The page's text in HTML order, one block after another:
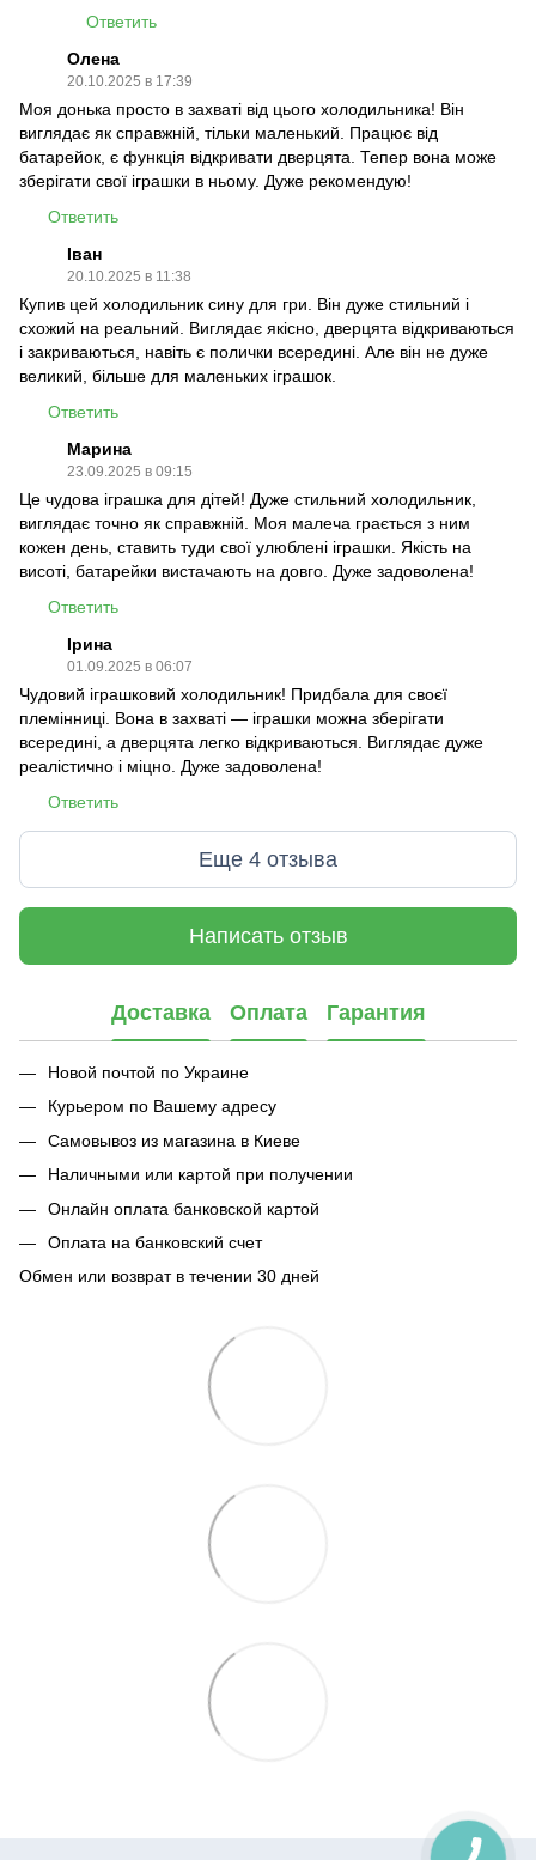
Ответить
Олена
20.10.2025 в 17:39
Моя донька просто в захваті від цього холодильника! Він
виглядає як справжній, тільки маленький. Працює від
батарейок, є функція відкривати дверцята. Тепер вона може
зберігати свої іграшки в ньому. Дуже рекомендую!
Ответить
Іван
20.10.2025 в 11:38
Купив цей холодильник сину для гри. Він дуже стильний і
схожий на реальний. Виглядає якісно, дверцята відкриваються
і закриваються, навіть є полички всередині. Але він не дуже
великий, більше для маленьких іграшок.
Ответить
Марина
23.09.2025 в 09:15
Це чудова іграшка для дітей! Дуже стильний холодильник,
виглядає точно як справжній. Моя малеча грається з ним
кожен день, ставить туди свої улюблені іграшки. Якість на
висоті, батарейки вистачають на довго. Дуже задоволена!
Ответить
Ірина
01.09.2025 в 06:07
Чудовий іграшковий холодильник! Придбала для своєї
племінниці. Вона в захваті — іграшки можна зберігати
всередині, а дверцята легко відкриваються. Виглядає дуже
реалістично і міцно. Дуже задоволена!
Ответить
Еще 4 отзыва
Написать отзыв
Доставка Оплата Гарантия
Новой почтой по Украине
Курьером по Вашему адресу
Самовывоз из магазина в Киеве
Наличными или картой при получении
Онлайн оплата банковской картой
Оплата на банковский счет
Обмен или возврат в течении 30 дней